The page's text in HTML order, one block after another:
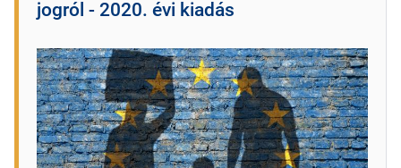
jogról - 2020. évi kiadás